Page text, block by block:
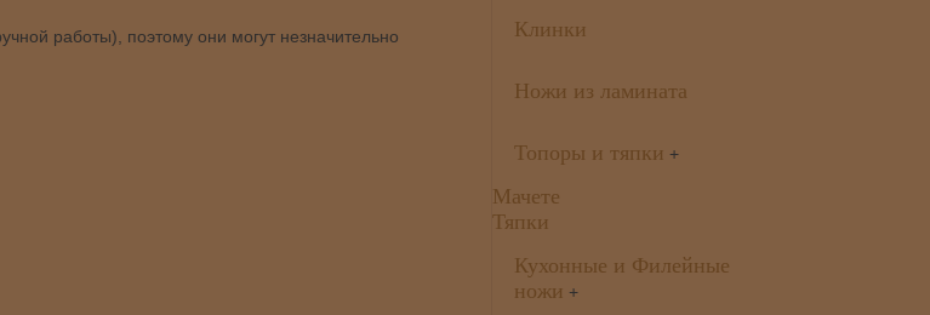
работы), поэтому они могут незначительно
Клинки
Ножи из ламината
Топоры и тяпки +
Мачете
Тяпки
Кухонные и Филейные
ножи +